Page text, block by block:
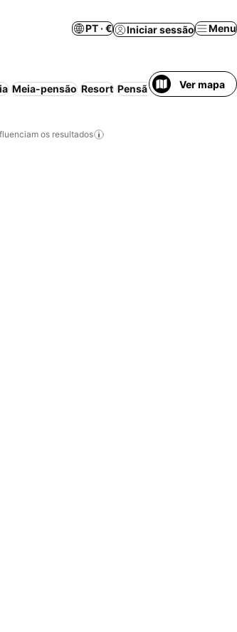
PT · € Iniciar sessão Menu
Meia-pensão Resort Pensão completaVer mapa
os resultados
aos favoritos
aos favoritos
aos favoritos